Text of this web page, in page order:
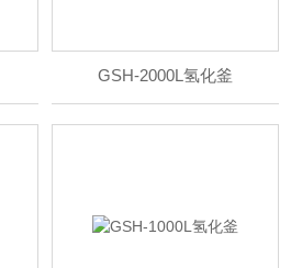
GSH-2000L氢化釜